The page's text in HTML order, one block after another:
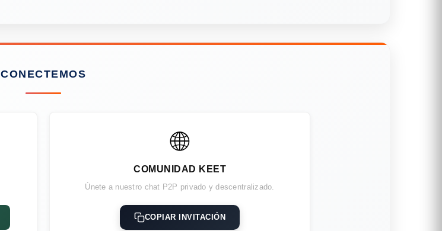
CONECTEMOS
🌐
COMUNIDAD KEET
Únete a nuestro chat P2P privado y descentralizado.
COPIAR INVITACIÓN